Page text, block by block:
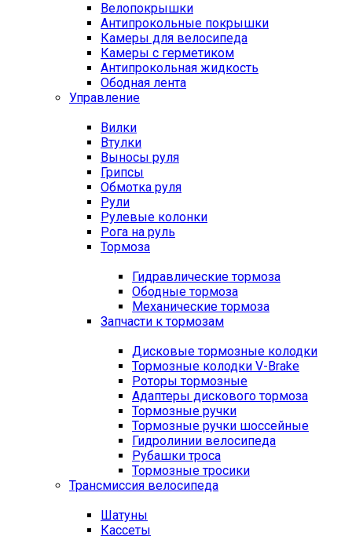
Велопокрышки
Антипрокольные покрышки
Камеры для велосипеда
Камеры с герметиком
Антипрокольная жидкость
Ободная лента
Управление
Вилки
Втулки
Выносы руля
Грипсы
Обмотка руля
Рули
Рулевые колонки
Рога на руль
Тормоза
Гидравлические тормоза
Ободные тормоза
Механические тормоза
Запчасти к тормозам
Дисковые тормозные колодки
Тормозные колодки V-Brake
Роторы тормозные
Адаптеры дискового тормоза
Тормозные ручки
Тормозные ручки шоссейные
Гидролинии велосипеда
Рубашки троса
Тормозные тросики
Трансмиссия велосипеда
Шатуны
Кассеты